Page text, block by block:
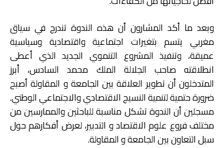
وبعد ما أكد المشارون أن هذه الندوة تندرج في سياق
مغربي يتسم بتغيرات اجتماعية واقتصادية وسياسية
عميقة، وتنفيذ المشروع التنموي الجديد الذي أعطى
انطلاقته صاحب الجلالة الملك محمد السادس، أبرز
المتدخلون أن تطوير العلاقة بين الجامعة و المقاولة أصبح
ضرورة حتمية لتنمية النسيج الاقتصادي والاجتماعي الوطني.
مسجلين أن الندوة تشكل مناسبة للباحثين والممارسين من
مختلف فروع علوم الاقتصاد و التدبير، لعرض أفكارهم حول
سبل التعاون بين الجامعة و المقاولة.